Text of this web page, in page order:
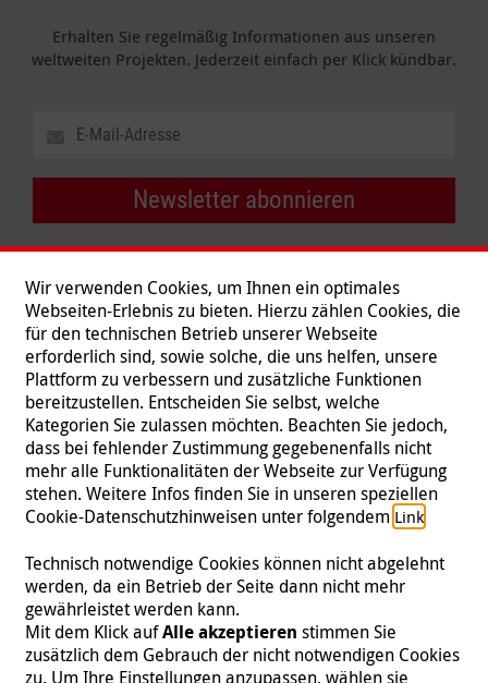
Erhalten Sie regelmäßig Informationen aus unseren
weltweiten Projekten. Jederzeit einfach per Klick kündbar.
Newsletter abonnieren
Folgen Sie uns
Impressum | Datenschutz | Kontakt | Presse
© 2026 Malteser International
Wir verwenden Cookies, um Ihnen ein optimales
Webseiten-Erlebnis zu bieten. Hierzu zählen Cookies, die
für den technischen Betrieb unserer Webseite
erforderlich sind, sowie solche, die uns helfen, unsere
Plattform zu verbessern und zusätzliche Funktionen
bereitzustellen. Entscheiden Sie selbst, welche
Kategorien Sie zulassen möchten. Beachten Sie jedoch,
dass bei fehlender Zustimmung gegebenenfalls nicht
mehr alle Funktionalitäten der Webseite zur Verfügung
stehen. Weitere Infos finden Sie in unseren speziellen
Cookie-Datenschutzhinweisen unter folgendem Link.
Technisch notwendige Cookies können nicht abgelehnt
werden, da ein Betrieb der Seite dann nicht mehr
gewährleistet werden kann.
Mit dem Klick aufAlle akzeptieren stimmen Sie
zusätzlich dem Gebrauch der nicht notwendigen Cookies
zu. Um Ihre Einstellungen anzupassen, wählen sie